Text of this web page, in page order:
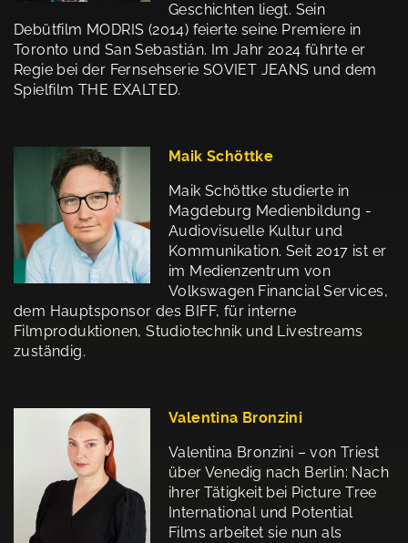
Geschichten liegt. Sein
Debütfilm MODRIS (2014) feierte seine Premiere in
Toronto und San Sebastián. Im Jahr 2024 führte er
Regie bei der Fernsehserie SOVIET JEANS und dem
Spielfilm THE EXALTED.
Maik Schöttke
Maik Schöttke studierte in
Magdeburg Medienbildung -
Audiovisuelle Kultur und
Kommunikation. Seit 2017 ist er
im Medienzentrum von
Volkswagen Financial Services,
dem Hauptsponsor des BIFF, für interne
Filmproduktionen, Studiotechnik und Livestreams
zuständig.
Valentina Bronzini
Valentina Bronzini – von Triest
über Venedig nach Berlin: Nach
ihrer Tätigkeit bei Picture Tree
International und Potential
Films arbeitet sie nun als